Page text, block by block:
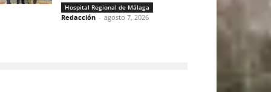
Hospital Regional de Málaga
Redacción - agosto 7, 2026